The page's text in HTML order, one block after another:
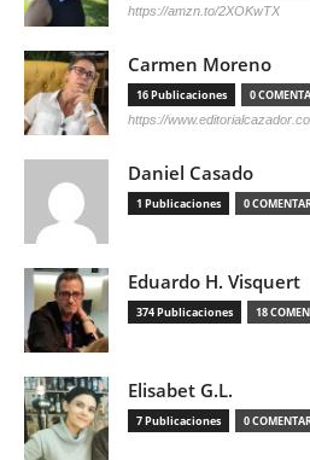
https://amzn.to/2XOKwTX
Carmen Moreno
16 Publicaciones 0
https://
Daniel Casado
1 Publicaciones 0
Eduardo H. Visquert
374 Publicaciones 18
Elisabet G.L.
7 Publicaciones 0